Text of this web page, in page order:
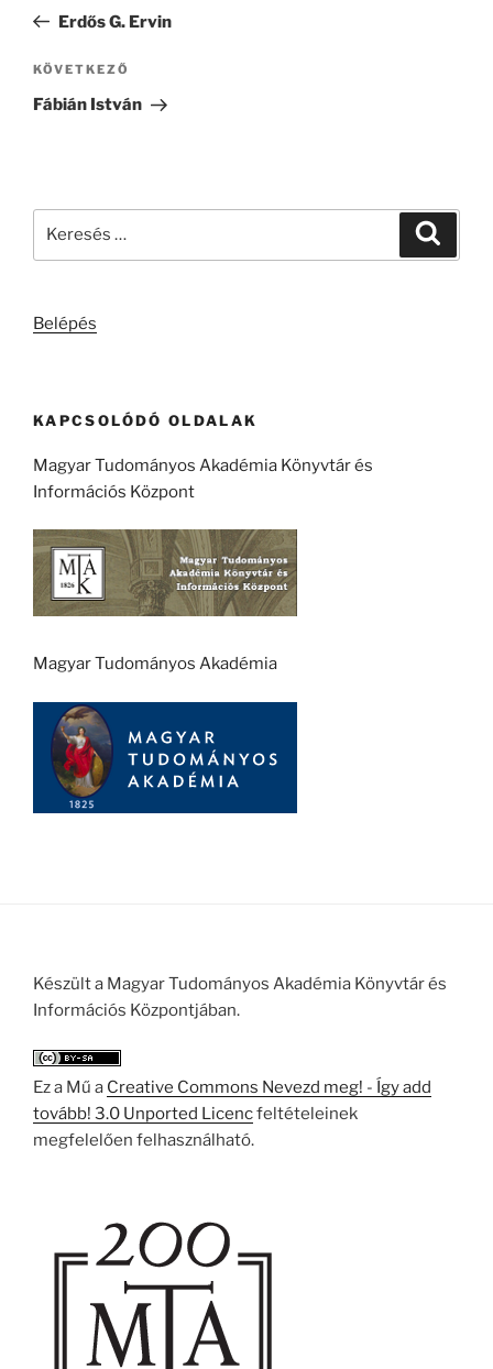
bejegyzés
Erdős G. Ervin
Következő
bejegyzés
KÖVETKEZŐ
Fábián István
Belépés
KAPCSOLÓDÓ OLDALAK
Magyar Tudományos Akadémia Könyvtár és
Információs Központ
Magyar Tudományos Akadémia
Készült a Magyar Tudományos Akadémia Könyvtár és
Információs Központjában.
Ez a Mű a Creative Commons Nevezd meg! - Így add
tovább! 3.0 Unported Licencfeltételeinek
megfelelően felhasználható.